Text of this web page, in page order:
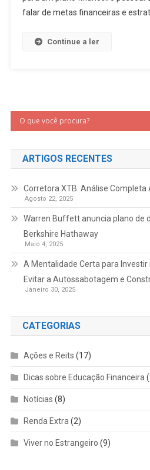
falar de metas financeiras e
Continue a ler
ARTIGOS RECENTES
Corretora XTB: Análise Completa
Agosto 22, 2025
Warren Buffett anuncia plano de
Berkshire Hathaway
Maio 4, 2025
A Mentalidade Certa para Investir
Evitar a Autossabotagem e
Janeiro 30, 2025
CATEGORIAS
Ações e Reits (17)
Dicas sobre Educação Financeira
Notícias (8)
Renda Extra (2)
Viver no Estrangeiro (9)